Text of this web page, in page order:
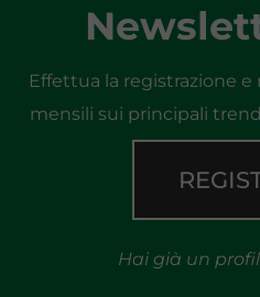
Effettua la registrazione
mensili sui principali
Hai già un